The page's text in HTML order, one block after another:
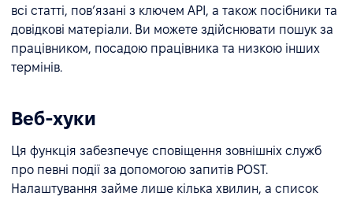
всі статті, пов’язані з ключем API, а також посібники та
довідкові матеріали. Ви можете здійснювати пошук за
працівником, посадою працівника та низкою інших
термінів.
Веб-хуки
Ця функція забезпечує сповіщення зовнішніх служб
про певні події за допомогою запитів POST.
Налаштування займе лише кілька хвилин, а список